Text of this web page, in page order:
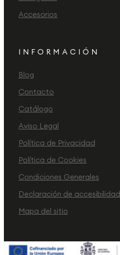
Accesorios
INFORMACIÓN
Blog
Contacto
Catálogo
Aviso Legal
Política de Privacidad
Política de Cookies
Condiciones Generales
Declaración de accesibilidad
Mapa del sitio